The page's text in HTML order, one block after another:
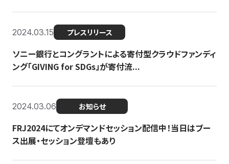
2024.03.15 プレスリリース
ソニー銀行とコングラントによる寄付型クラウドファンディ
ング「GIVING for SDGs」が寄付流...
2024.03.06 お知らせ
FRJ2024にてオンデマンドセッション配信中！当日はブー
ス出展・セッション登壇もあり